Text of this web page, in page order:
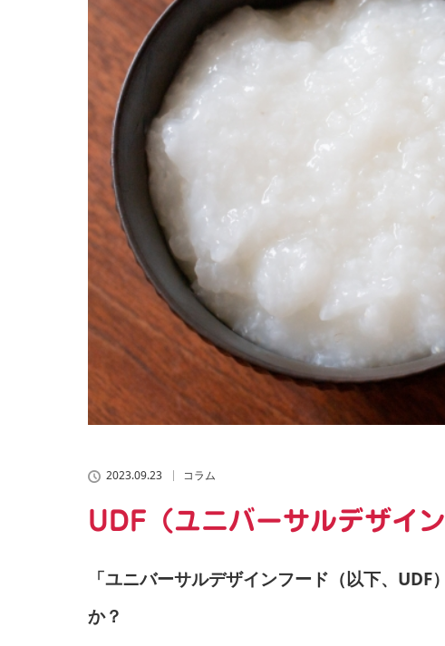
2023.09.23 コラム
UDF（ユニバーサルデザイ
「ユニバーサルデザインフード（以下、
か？